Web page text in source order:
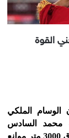
القوة
الوسام الملكي
محمد السادس
بمناسبة تتويجه بالميدالية الذهبية في سباق 3000 متر موانع